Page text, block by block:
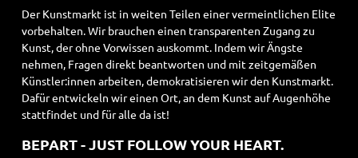
Der Kunstmarkt ist in weiten Teilen einer vermeintlichen Elite
vorbehalten. Wir brauchen einen transparenten Zugang zu
Kunst, der ohne Vorwissen auskommt. Indem wir Ängste
nehmen, Fragen direkt beantworten und mit zeitgemäßen
Künstler:innen arbeiten, demokratisieren wir den Kunstmarkt.
Dafür entwickeln wir einen Ort, an dem Kunst auf Augenhöhe
stattfindet und für alle da ist!
BEPART - JUST FOLLOW YOUR HEART.